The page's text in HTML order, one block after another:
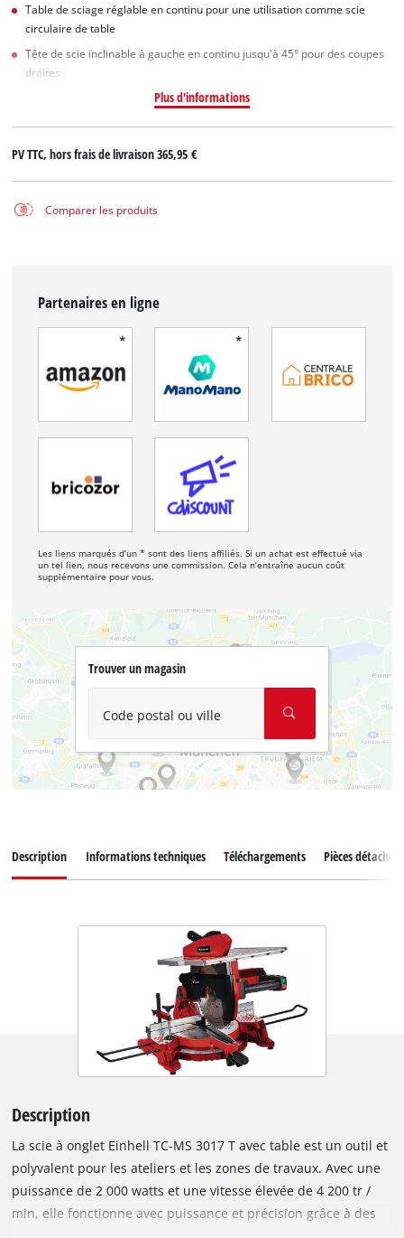
Table de sciage réglable en continu pour une utilisation comme scie
circulaire de table
Tête de scie inclinable à gauche en continu jusqu'à 45° pour des coupes
droites
Plus d'informations
PV TTC, hors frais de livraison365,95 €
Comparer les produits
Partenaires en ligne
Les liens marqués d’un * sont des liens affiliés. Si un achat est effectué via
un tel lien, nous recevons une commission. Cela n’entraîne aucun coût
supplémentaire pour vous.
Trouver un magasin
Code postal ou ville
Description Informations techniques Téléchargements Pièces détachées
Description
La scie à onglet Einhell TC-MS 3017 T avec table est un outil et
polyvalent pour les ateliers et les zones de travaux. Avec une
puissance de 2 000 watts et une vitesse élevée de 4 200 tr /
min, elle fonctionne avec puissance et précision grâce à des